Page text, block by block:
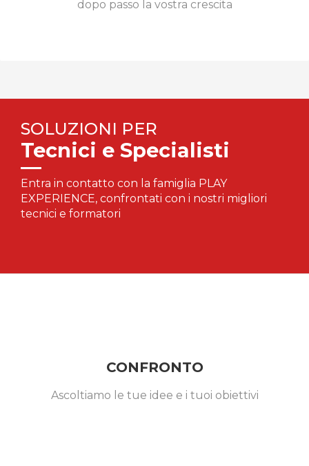
dopo passo la vostra crescita
SOLUZIONI PER
Tecnici e Specialisti
Entra in contatto con la famiglia PLAY
EXPERIENCE, confrontati con i nostri migliori
tecnici e formatori
CONFRONTO
Ascoltiamo le tue idee e i tuoi obiettivi